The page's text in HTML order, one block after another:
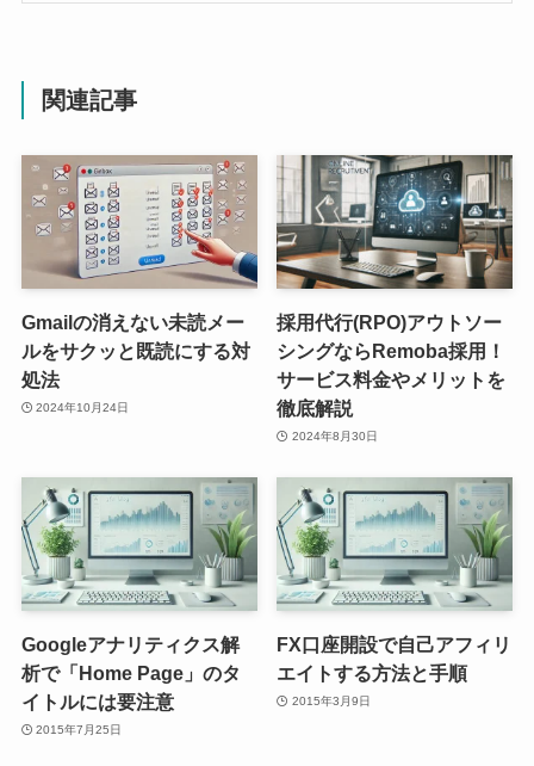
関連記事
Gmailの消えない未読メー
ルをサクッと既読にする対
処法
2024年10月24日
採用代行(RPO)アウトソー
シングならRemoba採用！
サービス料金やメリットを
徹底解説
2024年8月30日
Googleアナリティクス解
析で「Home Page」のタ
イトルには要注意
2015年7月25日
FX口座開設で自己アフィリ
エイトする方法と手順
2015年3月9日